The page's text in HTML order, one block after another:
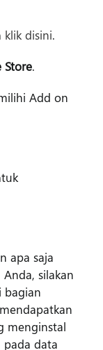
klik disini.
Store.
Add on
apa saja
silakan
bagian
menginstal
pada data